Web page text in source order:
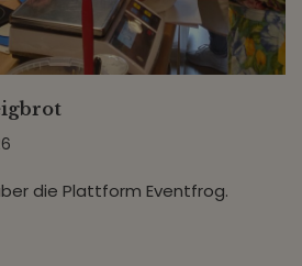
die Plattform Eventfrog.